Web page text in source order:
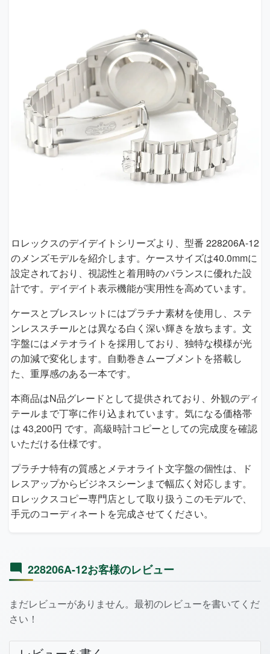
ロレックスのデイデイトシリーズより、型番 228206A-12
のメンズモデルを紹介します。ケースサイズは40.0mmに
設定されており、視認性と着用時のバランスに優れた設
計です。デイデイト表示機能が実用性を高めています。
ケースとブレスレットにはプラチナ素材を使用し、ステ
ンレススチールとは異なる白く深い輝きを放ちます。文
字盤にはメテオライトを採用しており、独特な模様が光
の加減で変化します。自動巻きムーブメントを搭載し
た、重厚感のある一本です。
本商品はN品グレードとして提供されており、外観のディ
テールまで丁寧に作り込まれています。気になる価格帯
は 43,200円 です。高級時計コピーとしての完成度を確認
いただける仕様です。
プラチナ特有の質感とメテオライト文字盤の個性は、ド
レスアップからビジネスシーンまで幅広く対応します。
ロレックスコピー専門店として取り扱うこのモデルで、
手元のコーディネートを完成させてください。
228206A-12お客様のレビュー
まだレビューがありません。最初のレビューを書いてくだ
さい！